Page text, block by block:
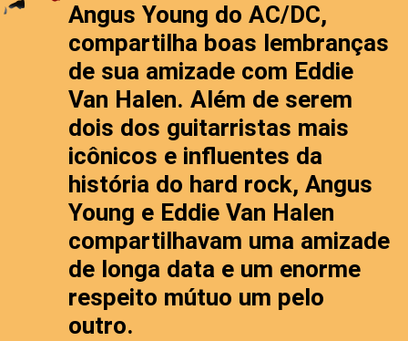
Angus Young do AC/DC,
compartilha boas lembranças
de sua amizade com Eddie
Van Halen. Além de serem
dois dos guitarristas mais
icônicos e influentes da
história do hard rock, Angus
Young e Eddie Van Halen
compartilhavam uma amizade
de longa data e um enorme
respeito mútuo um pelo
outro.